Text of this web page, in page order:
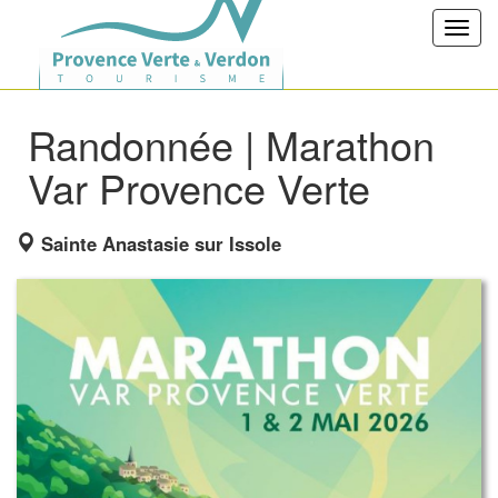
Randonnée | Marathon
Var Provence Verte
Sainte Anastasie sur Issole